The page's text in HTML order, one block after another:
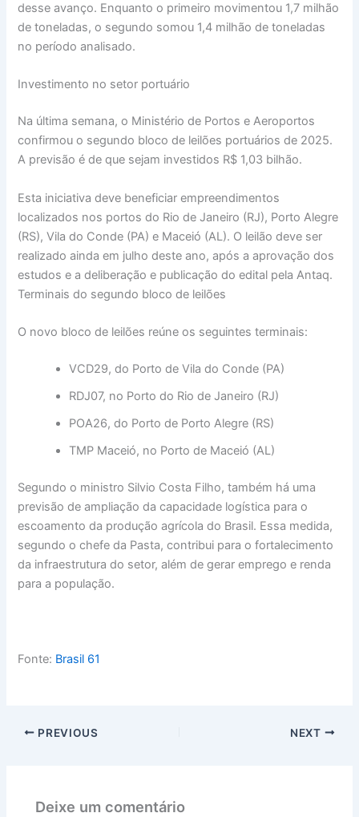
desse avanço. Enquanto o primeiro movimentou 1,7 milhão
de toneladas, o segundo somou 1,4 milhão de toneladas
no período analisado.
Investimento no setor portuário
Na última semana, o Ministério de Portos e Aeroportos
confirmou o segundo bloco de leilões portuários de 2025.
A previsão é de que sejam investidos R$ 1,03 bilhão.
Esta iniciativa deve beneficiar empreendimentos
localizados nos portos do Rio de Janeiro (RJ), Porto Alegre
(RS), Vila do Conde (PA) e Maceió (AL). O leilão deve ser
realizado ainda em julho deste ano, após a aprovação dos
estudos e a deliberação e publicação do edital pela Antaq.
Terminais do segundo bloco de leilões
O novo bloco de leilões reúne os seguintes terminais:
VCD29, do Porto de Vila do Conde (PA)
RDJ07, no Porto do Rio de Janeiro (RJ)
POA26, do Porto de Porto Alegre (RS)
TMP Maceió, no Porto de Maceió (AL)
Segundo o ministro Silvio Costa Filho, também há uma
previsão de ampliação da capacidade logística para o
escoamento da produção agrícola do Brasil. Essa medida,
segundo o chefe da Pasta, contribui para o fortalecimento
da infraestrutura do setor, além de gerar emprego e renda
para a população.
Fonte: Brasil 61
PREVIOUS NEXT
Deixe um comentário